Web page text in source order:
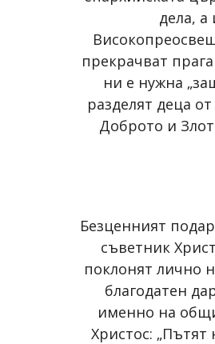
дела, а
прекрачват
ни е нужна
разделят деца
Доброто и
Безценният
съветник
поклонят лично
благодатен
именно на
Христос: